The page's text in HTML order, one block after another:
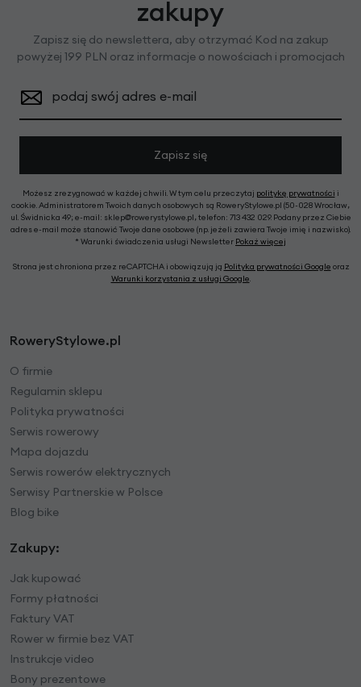
zakupy
Zapisz się do newslettera, aby otrzymać Kod na zakup
powyżej 199 PLN oraz informacje o nowościach i promocjach
podaj swój adres e-mail
Zapisz się
Możesz zrezygnować w każdej chwili. W tym celu przeczytaj politykę prywatności i
cookie. Administratorem Twoich danych osobowych są RoweryStylowe.pl (50-028 Wrocław,
ul. Świdnicka 49; e-mail: sklep@rowerystylowe.pl, telefon: 713 432 029. Podany przez Ciebie
adres e-mail może stanowić Twoje dane osobowe (np. jeżeli zawiera Twoje imię i nazwisko).
* Warunki świadczenia usługi Newsletter Pokaż więcej
Strona jest chroniona przez reCAPTCHA i obowiązują ją Polityka prywatności Google oraz
Warunki korzystania z usługi Google.
RoweryStylowe.pl
O firmie
Regulamin sklepu
Polityka prywatności
Serwis rowerowy
Mapa dojazdu
Serwis rowerów elektrycznych
Serwisy Partnerskie w Polsce
Blog bike
Zakupy:
Jak kupować
Formy płatności
Faktury VAT
Rower w firmie bez VAT
Instrukcje video
Bony prezentowe